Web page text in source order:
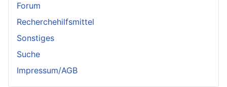
Forum
Recherchehilfsmittel
Sonstiges
Suche
Impressum/AGB